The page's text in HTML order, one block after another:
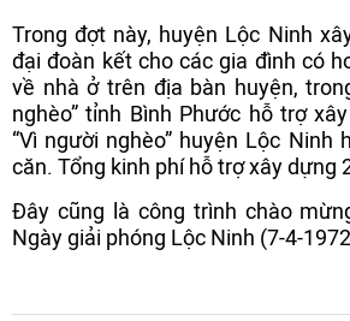
Trong đợt này, huyện Lộc Ninh
đại đoàn kết cho các gia đình có
về nhà ở trên địa bàn huyện,
nghèo” tỉnh Bình Phước hỗ trợ
“Vì người nghèo” huyện Lộc Ninh
căn. Tổng kinh phí hỗ trợ xây dựng
Đây cũng là công trình chào
Ngày giải phóng Lộc Ninh (7-4-